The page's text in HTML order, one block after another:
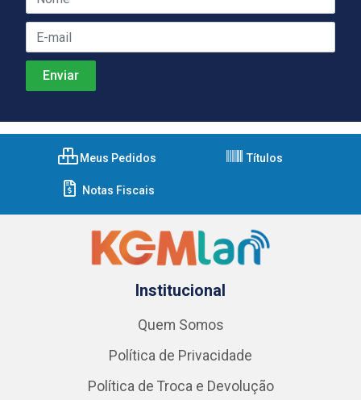
Meus Pedidos Títulos
Notas Fiscais
Institucional
Quem Somos
Política de Privacidade
Política de Troca e Devolução